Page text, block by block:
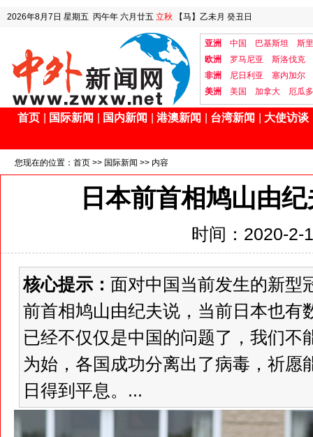
2026年8月7日 星期五 丙午年 六月廿五 立秋 【马】乙未月 癸丑日
亚洲 中国 巴基斯坦
斯
欧洲
罗马尼亚
斯洛伐克
非洲
尼日利亚
塞内加尔
美洲
美国 加拿大 厄瓜
首页 国际新闻 国内新闻 港澳新闻 台湾新闻 大使访谈
您现在的位置： 首页 >> 国际新闻 >> 内容
日本前首相鸠山由
时间：2020-2-
核心提示： 面对中国当前发生的新型
前首相鸠山由纪夫说，当前日本也有
已经不仅仅是中国的问题了，我们不
为始，各国成功分离出了病毒，祈愿
日得到平息。...